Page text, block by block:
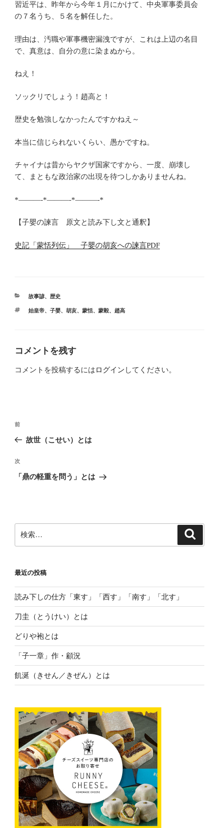
習近平は、昨年から今年１月にかけて、中央軍事委員会
の７名うち、５名を解任した。
理由は、汚職や軍事機密漏洩ですが、これは上辺の名目
で、真意は、自分の意に染まぬから。
ねえ！
ソックリでしょう！趙高と！
歴史を勉強しなかったんですかねえ～
本当に信じられないくらい、愚かですね。
チャイナは昔からヤクザ国家ですから、一度、崩壊し
て、まともな政治家の出現を待つしかありませんね。
*———-*———-*———-*
【子嬰の諫言 原文と読み下し文と通釈】
史記「蒙恬列伝」 子嬰の胡亥への諫言PDF
カ
ゴ
故事諺、 歴史
タ
始皇帝、 子嬰、 胡亥、 蒙恬、 蒙毅、 趙高
コメントを残す
コメントを投稿するにはログイン してください。
投
ビ
ゲ
ン
前
の
稿
前
故世（こせい）とは
次
の
次
「鼎の軽重を問う」とは
索:
最近の投稿
読み下しの仕方「東す」「西す」「南す」「北す」
刀圭（とうけい）とは
どりや袍とは
「子一章」作・顧況
飢涎（きせん／きぜん）とは